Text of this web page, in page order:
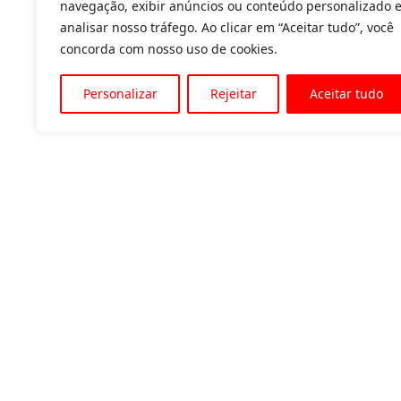
navegação, exibir anúncios ou conteúdo personalizado e
analisar nosso tráfego. Ao clicar em “Aceitar tudo”, você
concorda com nosso uso de cookies.
Personalizar Rejeitar Aceitar tudo